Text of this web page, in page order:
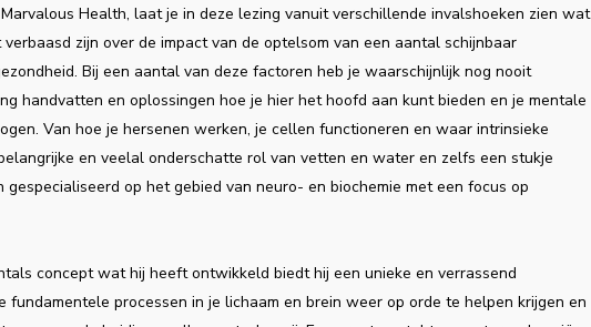
Health, laat je in deze lezing vanuit verschillende invalshoeken zien wat
zijn over de impact van de optelsom van een aantal schijnbaar
Bij een aantal van deze factoren heb je waarschijnlijk nog nooit
handvatten en oplossingen hoe je hier het hoofd aan kunt bieden en je mentale
Van hoe je hersenen werken, je cellen functioneren en waar intrinsieke
en veelal onderschatte rol van vetten en water en zelfs een stukje
op het gebied van neuro- en biochemie met een focus op
concept wat hij heeft ontwikkeld biedt hij een unieke en verrassend
fundamentele processen in je lichaam en brein weer op orde te helpen krijgen en